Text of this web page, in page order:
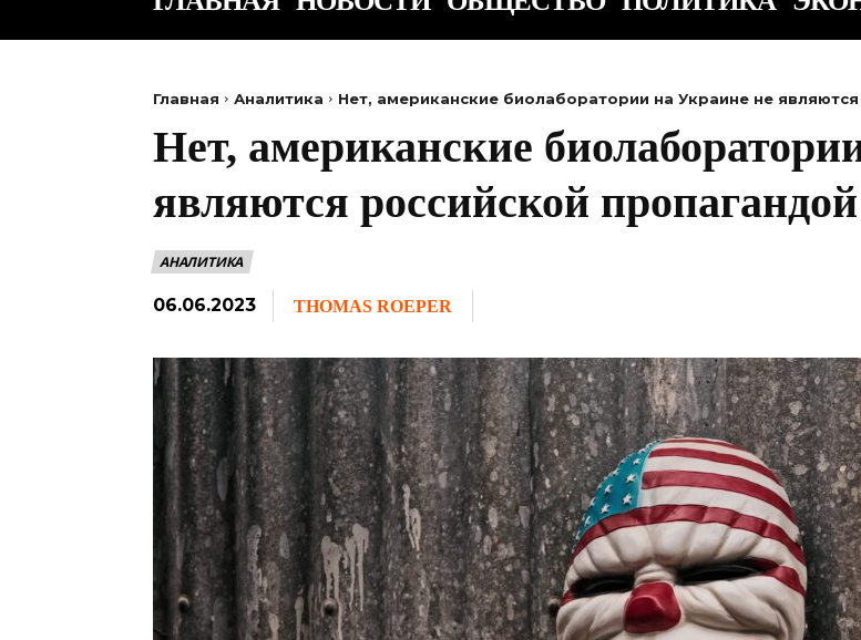
Главная Аналитика Нет, американские биолаборатории на Украине не
Нет, американские
являются российской пропагандой
АНАЛИТИКА
06.06.2023 THOMAS ROEPER